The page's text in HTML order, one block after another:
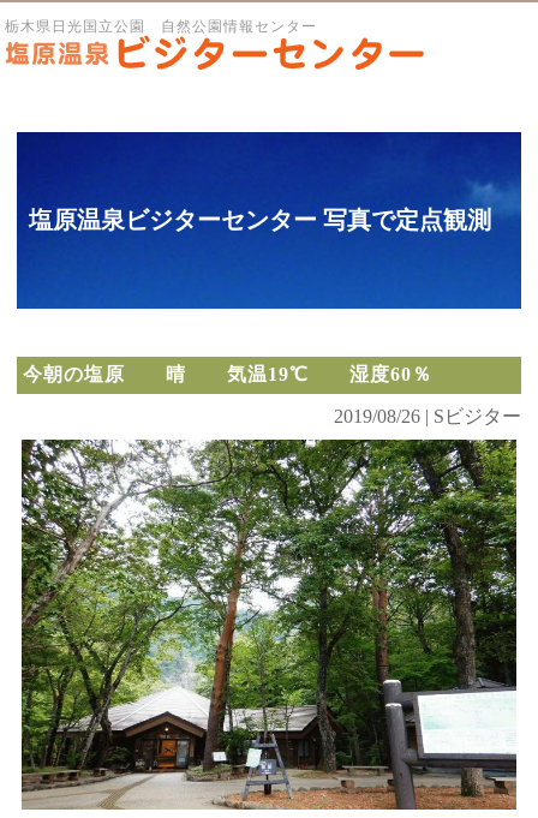
栃木県日光国立公園 自然公園情報センター
塩原温泉ビジターセンター 写真で定点観測
今朝の塩原 晴 気温19℃ 湿度60％
2019/08/26 | Sビジター